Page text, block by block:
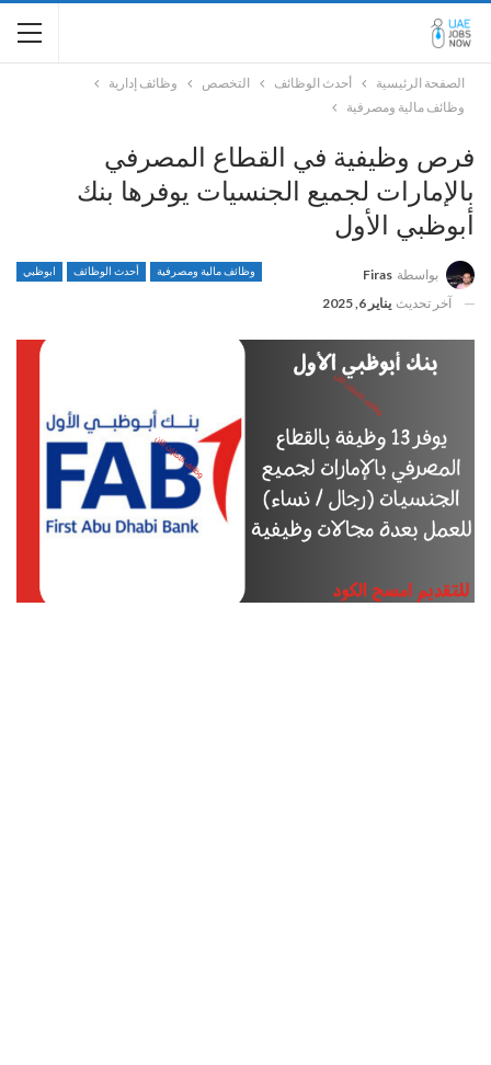
الصفحة الرئيسية أحدث الوظائف التخصص
وظائف إدارية
وظائف مالية ومصرفية
فرص وظيفية في القطاع المصرفي
بالإمارات لجميع الجنسيات يوفرها بنك
أبوظبي الأول
وظائف مالية ومصرفية أحدث الوظائف ابوظبي بواسطة Firas
آخر تحديث يناير 6, 2025